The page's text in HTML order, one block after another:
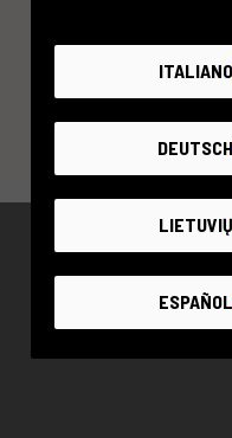
Sukurkite
ITALIANO
DEUTSCH
LIETUVIŲ
ESPAÑOL